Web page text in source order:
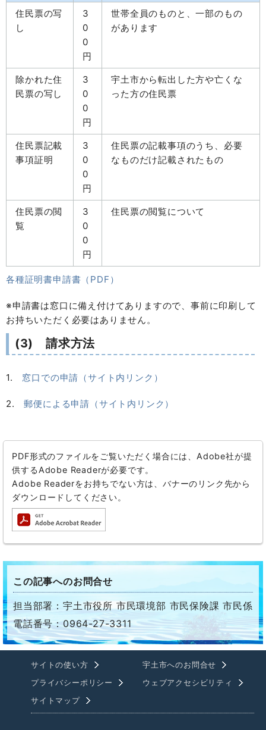
住民票の写
し
3
0
0
円
世帯全員のものと、一部のもの
があります
除かれた住
民票の写し
3
0
0
円
宇土市から転出した方や亡くな
った方の住民票
住民票記載
事項証明
3
0
0
円
住民票の記載事項のうち、必要
なものだけ記載されたもの
住民票の閲
覧
3
0
0
円
住民票の閲覧について
各種証明書申請書（PDF）
※申請書は窓口に備え付けてありますので、事前に印刷して
お持ちいただく必要はありません。
(3) 請求方法
1. 窓口での申請（サイト内リンク）
2.郵便による申請（サイト内リンク）
PDF形式のファイルをご覧いただく場合には、Adobe社が提
供するAdobe Readerが必要です。
Adobe Readerをお持ちでない方は、バナーのリンク先から
ダウンロードしてください。
この記事へのお問合せ
担当部署：宇土市役所 市民環境部 市民保険課 市民係
電話番号：0964-27-3311
サイトの使い方
宇土市へのお問合せ
プライバシーポリシー
ウェブアクセシビリティ
サイトマップ